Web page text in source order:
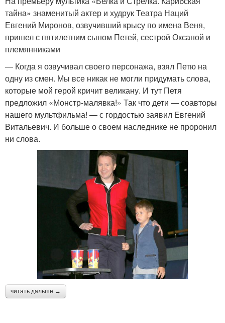
тайна» знаменитый актер и худрук Театра Наций
Евгений Миронов, озвучивший крысу по имена Веня,
пришел с пятилетним сыном Петей, сестрой Оксаной и
племянниками
— Когда я озвучивал своего персонажа, взял Петю на
одну из смен. Мы все никак не могли придумать слова,
которые мой герой кричит великану. И тут Петя
предложил «Монстр-малявка!» Так что дети — соавторы
нашего мультфильма! — с гордостью заявил Евгений
Витальевич. И больше о своем наследнике не проронил
ни слова.
читать дальше →